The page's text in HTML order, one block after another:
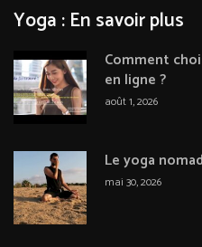
Yoga : En savoir plus
Comment
en ligne ?
août 1, 2026
Le yoga
mai 30, 2026